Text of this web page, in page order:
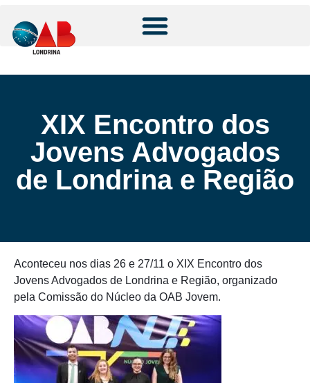
XIX Encontro dos
Jovens Advogados
de Londrina e Região
Aconteceu nos dias 26 e 27/11 o XIX Encontro dos
Jovens Advogados de Londrina e Região, organizado
pela Comissão do Núcleo da OAB Jovem.